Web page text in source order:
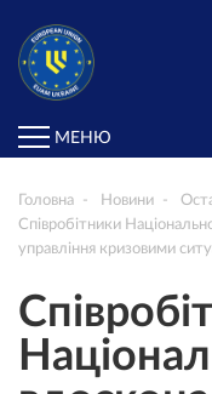
МЕНЮ
Головна Новини
Співробітники
управління кризовими